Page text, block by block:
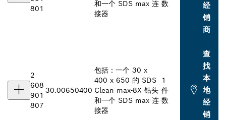
801
和一个 SDS max 连
接器
数
经
销
商
2
608
901
807
30.00650400
包括：一个 30 x
400 x 650 的 SDS
Clean max-8X 钻头
和一个 SDS max 连
接器
1
件
数
查
找
本
地
经
销